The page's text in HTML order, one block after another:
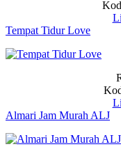
Tempat Tidur Love
Almari Jam Murah ALJ